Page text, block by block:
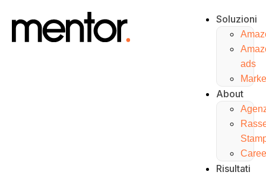
Soluzioni
ads
About
Risultati